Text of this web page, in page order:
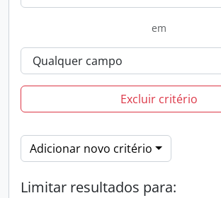
em
Excluir critério
Adicionar novo critério
Limitar resultados para: